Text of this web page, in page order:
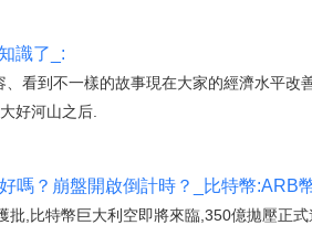
識了_:
、看到不一樣的故事現在大家的經濟水平
好河山之后.
嗎？崩盤開啟倒計時？_比特幣:ARB
,比特幣巨大利空即將來臨,350億拋壓正